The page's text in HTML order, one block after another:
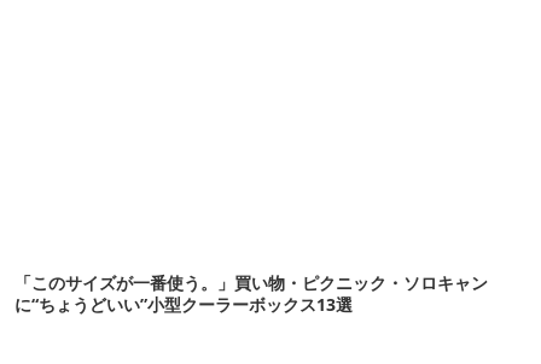
「このサイズが一番使う。」買い物・ピクニック・ソロキャン
に“ちょうどいい”小型クーラーボックス13選